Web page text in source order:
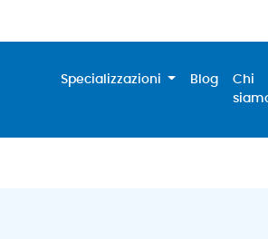
Specializzazioni Blog
Chi